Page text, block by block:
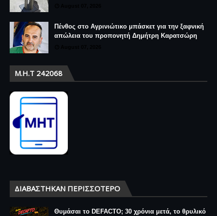
Πένθος στο Αγρινιώτικο μπάσκετ για την ξαφνική
απώλεια του προπονητή Δημήτρη Καρατσώρη
Μ.Η.Τ 242068
ΔΙΑΒΆΣΤΗΚΑΝ ΠΕΡΙΣΣΌΤΕΡΟ
Θυμάσαι το DEFACTO; 30 χρόνια μετά, το θρυλικό